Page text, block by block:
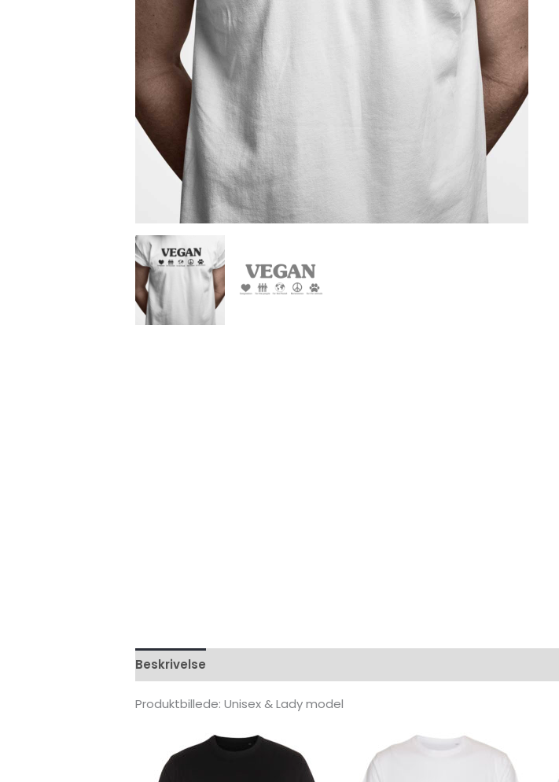
Beskrivelse
Produktbillede: Unisex & Lady model